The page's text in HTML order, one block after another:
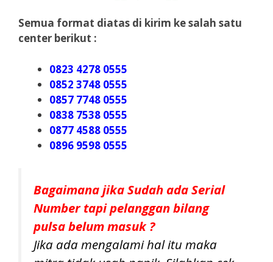
Semua format diatas di kirim ke salah satu
center berikut :
0823 4278 0555
0852 3748 0555
0857 7748 0555
0838 7538 0555
0877 4588 0555
0896 9598 0555
Bagaimana jika Sudah ada Serial
Number tapi pelanggan bilang
pulsa belum masuk ?
Jika ada mengalami hal itu maka